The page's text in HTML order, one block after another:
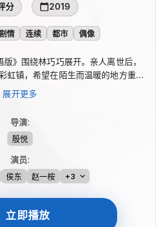
分 2019
情 连续 都市 偶像
版》围绕林巧巧展开。亲人离世后，
虹镇，希望在陌生而温暖的地方重新
镇长之子玉珏、校长之子李四民等
发，合力开发温泉、培育花海并改造
的都市偶像故事。
展开更多
导演:
殷悦
演员:
侯东 赵一桉 +3
立即播放